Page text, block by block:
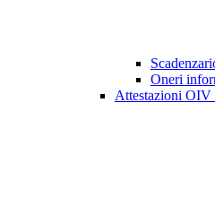
Oneri
Attestazioni OIV